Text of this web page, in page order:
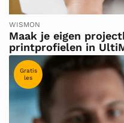
WISMON
Maak je eigen
printprofielen in
Gratis
les